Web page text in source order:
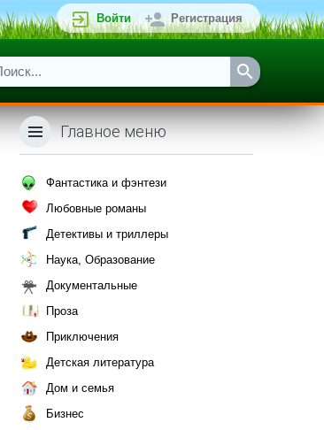
Войти Регистрация
Главное меню
Фантастика и фэнтези
Любовные романы
Детективы и триллеры
Наука, Образование
Документальные
Проза
Приключения
Детская литература
Дом и семья
Бизнес